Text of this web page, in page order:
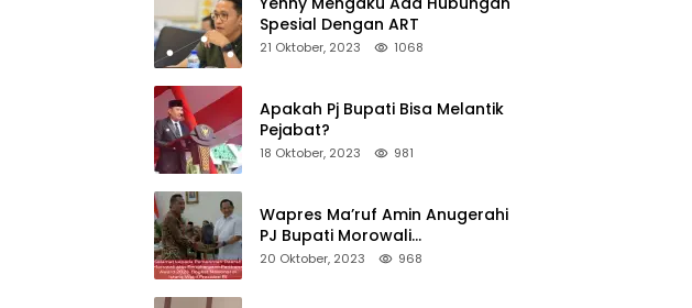
Spesial Dengan ART
21 Oktober, 2023 1068
Apakah Pj Bupati Bisa Melantik
Pejabat?
18 Oktober, 2023 981
Wapres Ma’ruf Amin Anugerahi
PJ Bupati Morowali
Penghargaan Paritrana Award
20 Oktober, 2023 968